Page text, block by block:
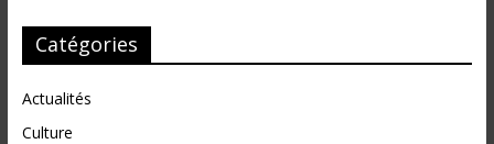
Catégories
Actualités
Culture